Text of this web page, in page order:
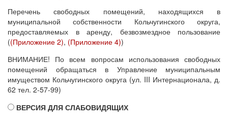
Перечень свободных помещений, находящихся в
муниципальной собственности Кольчугинского округа,
предоставляемых в аренду, безвозмездное пользование
((Приложение 2), (Приложение 4))
ВНИМАНИЕ! По всем вопросам использования свободных
помещений обращаться в Управление муниципальным
имуществом Кольчугинского округа (ул. III Интернационала, д.
62 тел. 2-57-99)
ВЕРСИЯ ДЛЯ СЛАБОВИДЯЩИХ